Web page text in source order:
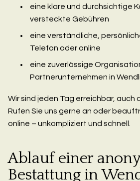
eine klare und durchsichtige
versteckte Gebühren
eine verständliche,
Telefon oder online
eine zuverlässige
Partnerunternehmen in
Wir sind jeden Tag erreichbar, auch
Rufen Sie uns gerne an oder
online – unkompliziert und schnell.
Ablauf einer
Bestattung in